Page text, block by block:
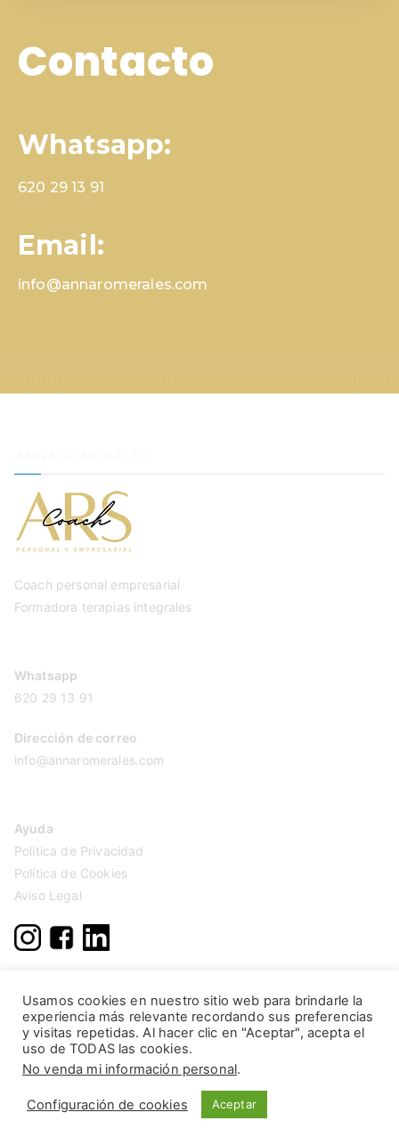
Contacto
Whatsapp:
620 29 13 91
Email:
info@annaromerales.com
Coach personal empresarial
Formadora terapias integrales
Whatsapp
620 29 13 91
Dirección de correo
info@annaromerales.com
Ayuda
Política de Privacidad
Política de Cookies
Aviso Legal
Usamos cookies en nuestro sitio web para brindarle la
experiencia más relevante recordando sus preferencias
y visitas repetidas. Al hacer clic en "Aceptar", acepta el
uso de TODAS las cookies.
No venda mi información personal.
Configuración de cookies Aceptar